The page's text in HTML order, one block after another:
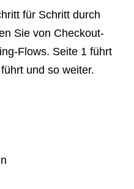
für Schritt durch
Sie von Checkout-
Flows. Seite 1 führt
und so weiter.